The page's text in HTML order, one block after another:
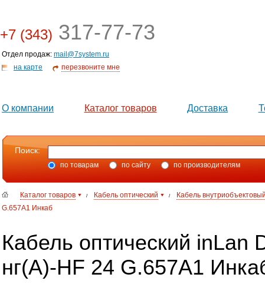
+7 (343) 317-77-73
Отдел продаж: mail@7system.ru
на карте
перезвоните мне
О компании Каталог товаров Доставка
Поиск:
по товарам по сайту по производителям
Каталог товаров / Кабель оптический / Кабель
G.657A1 Инкаб
Кабель оптический
нг(А)-HF 24 G.657A1